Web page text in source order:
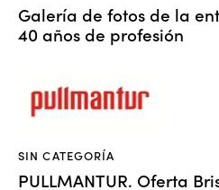
Galería de fotos de la
40 años de profesión
SIN CATEGORÍA
PULLMANTUR. Oferta